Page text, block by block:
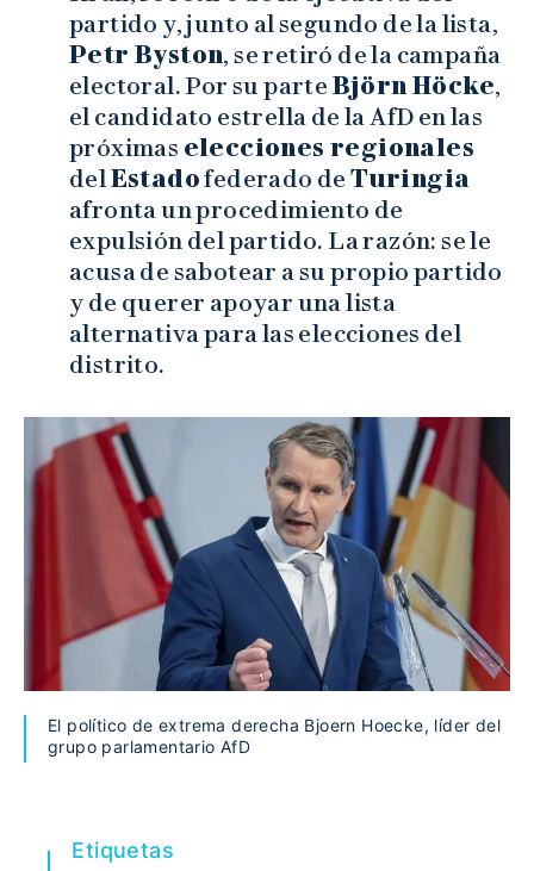
partido y, junto al segundo de la lista,
Petr Byston, se retiró de la campaña
electoral. Por su parte Björn Höcke,
el candidato estrella de la AfD en las
próximas elecciones regionales
delEstadofederado deTuringia
afronta un procedimiento de
expulsión del partido. La razón: se le
acusa de sabotear a su propio partido
y de querer apoyar una lista
alternativa para las elecciones del
distrito.
El político de extrema derecha Bjoern Hoecke, líder del
grupo parlamentario AfD
Etiquetas